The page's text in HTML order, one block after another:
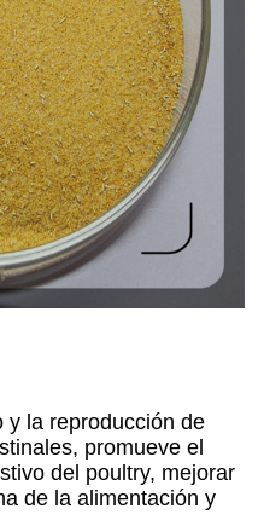
y la reproducción de
promueve el
del poultry, mejorar
de la alimentación y